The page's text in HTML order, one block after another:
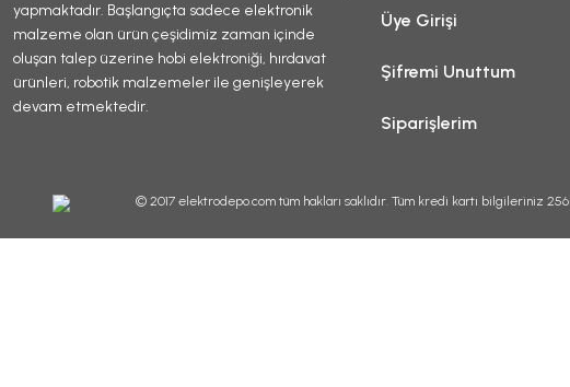
yapmaktadır. Başlangıçta sadece elektronik
malzeme olan ürün çeşidimiz zaman içinde
oluşan talep üzerine hobi elektroniği, hırdavat
ürünleri, robotik malzemeler ile genişleyerek
devam etmektedir.
Üye Girişi
Şifremi Unuttum
Siparişlerim
© 2017 elektrodepo.com tüm hakları saklıdır. Tüm kredi kartı bilgileriniz